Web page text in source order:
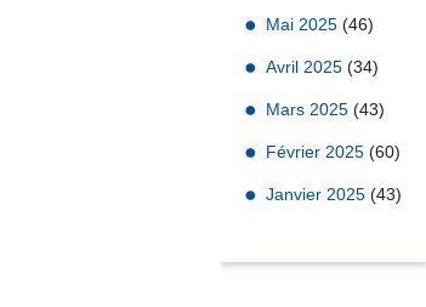
Mai 2025 (46)
Avril 2025 (34)
Mars 2025 (43)
Février 2025 (60)
Janvier 2025 (43)